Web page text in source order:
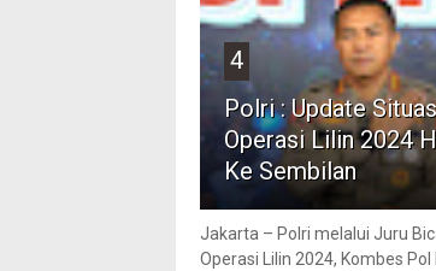
4
Polri : Update
Operasi Lilin 2024
Ke Sembilan
Jakarta – Polri melalui Juru
Operasi Lilin 2024, Kombes Pol